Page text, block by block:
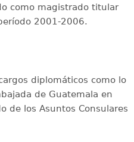
como magistrado titular
2001-2006.
diplomáticos como lo
de Guatemala en
de los Asuntos Consulares